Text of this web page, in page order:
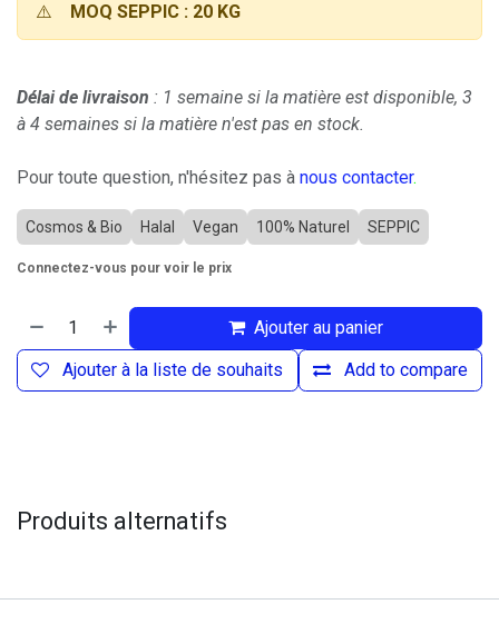
⚠️ MOQ SEPPIC : 20 KG
Délai de livraison : 1 semaine si la matière est disponible, 3
à 4 semaines si la matière n'est pas en stock.
Pour toute question, n'hésitez pas à nous contacter.
Cosmos & Bio Halal Vegan 100% Naturel SEPPIC
Connectez-vous pour voir le prix
Ajouter au panier
Add to compare
Ajouter à la liste de souhaits
Produits alternatifs